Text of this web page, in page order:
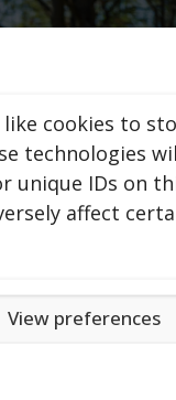
cookies to
technologies
unique IDs on
affect
View preferences
伝統的な料理を食
の楽園に変える
、この楽園の一